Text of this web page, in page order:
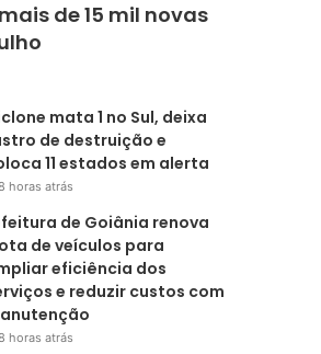
de 15 mil novas
mata 1 no Sul, deixa
de destruição e
11 estados em alerta
horas atrás
de Goiânia renova
de veículos para
eficiência dos
e reduzir custos com
horas atrás